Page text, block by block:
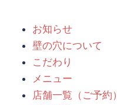
お知らせ
壁の穴について
こだわり
メニュー
店舗一覧（ご予約）